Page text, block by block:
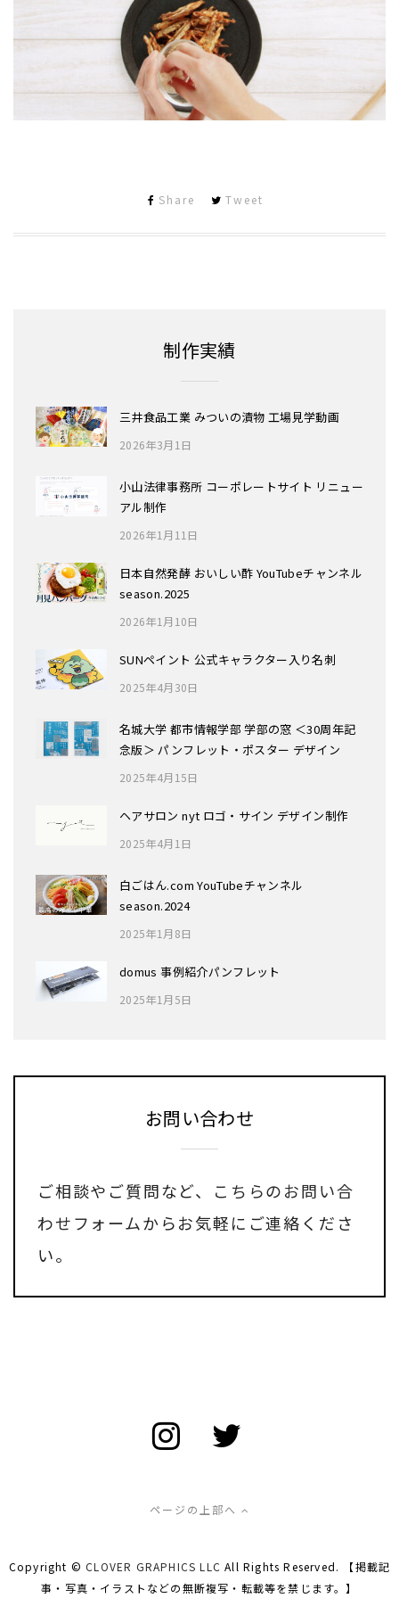
Share Tweet
制作実績
三井食品工業 みついの漬物 工場見学動画
2026年3月1日
小山法律事務所 コーポレートサイト リニュー
アル制作
2026年1月11日
日本自然発酵 おいしい酢 YouTubeチャンネル
season.2025
2026年1月10日
SUNペイント 公式キャラクター入り名刺
2025年4月30日
名城大学 都市情報学部 学部の窓 ＜30周年記
念版＞ パンフレット・ポスター デザイン
2025年4月15日
ヘアサロン nyt ロゴ・サイン デザイン制作
2025年4月1日
白ごはん.com YouTubeチャンネル
season.2024
2025年1月8日
domus 事例紹介パンフレット
2025年1月5日
お問い合わせ
ご相談やご質問など、
こちらのお問い合
わせフォームからお気軽にご連絡くださ
い。
ページの上部へ
Copyright ©CLOVER GRAPHICS LLC All Rights Reserved. 【掲載記
事・写真・イラストなどの無断複写・転載等を禁じます。】